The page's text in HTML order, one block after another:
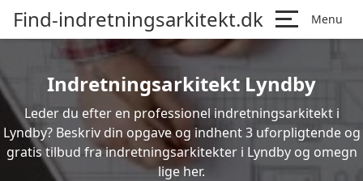
Find-indretningsarkitekt.dk Menu
Indretningsarkitekt Lyndby
Leder du efter en professionel indretningsarkitekt i
Lyndby? Beskriv din opgave og indhent 3 uforpligtende og
gratis tilbud fra indretningsarkitekter i Lyndby og omegn
lige her.